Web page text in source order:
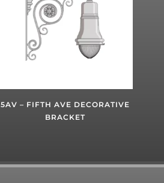
5AV – FIFTH AVE DECORATIVE
BRACKET